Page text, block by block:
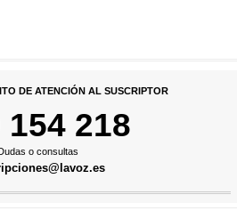
DE ATENCIÓN AL SUSCRIPTOR
154 218
o consultas